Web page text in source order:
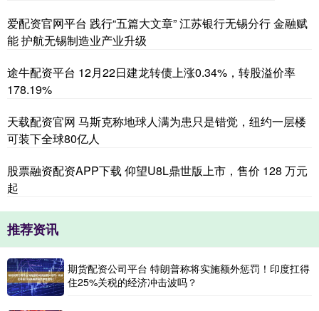
爱配资官网平台 践行“五篇大文章” 江苏银行无锡分行 金融赋
能 护航无锡制造业产业升级
途牛配资平台 12月22日建龙转债上涨0.34%，转股溢价率
178.19%
天载配资官网 马斯克称地球人满为患只是错觉，纽约一层楼
可装下全球80亿人
股票融资配资APP下载 仰望U8L鼎世版上市，售价 128 万元
起
推荐资讯
期货配资公司平台 特朗普称将实施额外惩罚！印度扛得
住25%关税的经济冲击波吗？